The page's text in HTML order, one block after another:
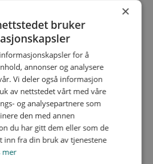
250
250
14.8
S90E17-280
280
250
16.6
×
bruker
for å
annonser og analysere
Vi deler også informasjon
av nettstedet vårt med våre
og analysepartnere som
den med annen
du har gitt dem eller som de
inn fra din bruk av tjenestene
mer